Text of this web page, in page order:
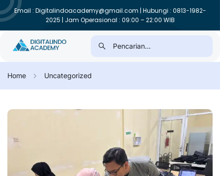
Email : Digitalindoacademy@gmail.com | Hubungi : 0813-1982-
2025 | Jam Operasional : 09:00 – 22:00 WIB
Home Uncategorized